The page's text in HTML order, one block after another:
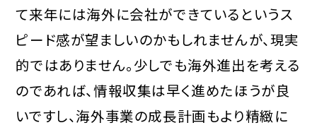
て来年には海外に会社ができているというス
ピード感が望ましいのかもしれませんが、現実
的ではありません。少しでも海外進出を考える
のであれば、情報収集は早く進めたほうが良
いですし、海外事業の成長計画もより精緻に